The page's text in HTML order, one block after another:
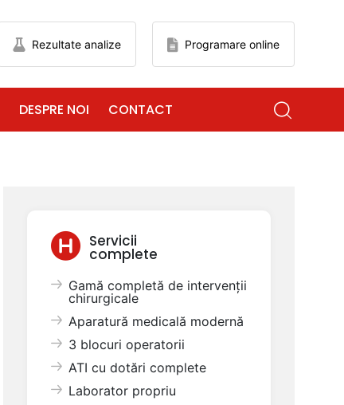
Rezultate analize Programare online
DESPRE NOI CONTACT
Servicii
complete
Gamă completă de intervenții
chirurgicale
Aparatură medicală modernă
3 blocuri operatorii
ATI cu dotări complete
Laborator propriu